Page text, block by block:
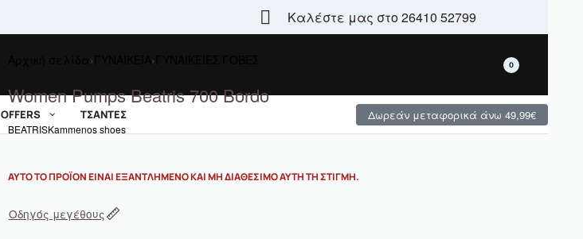
Τεράστια γκάμα - μεγάλες χειμερινές προσφορές
Καλέστε μας στο 26410 52799
0
OFFERS ΤΣΑΝΤΕΣ Δωρεάν μεταφορικά άνω 49,99€
› ›
Women Pumps Beatris 700 Bordo
BEATRISKammenos shoes
ΑΥΤΌ ΤΟ ΠΡΟΪΌΝ ΕΊΝΑΙ ΕΞΑΝΤΛΗΜΈΝΟ ΚΑΙ ΜΗ ΔΙΑΘΈΣΙΜΟ ΑΥΤΉ ΤΗ ΣΤΙΓΜΉ.
Οδηγός μεγέθους